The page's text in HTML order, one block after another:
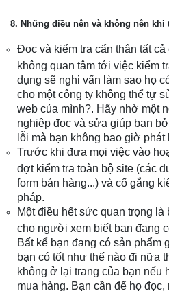
8. Những điều nên và không nên khi
Đọc và kiểm tra cẩn thận tất
không quan tâm tới việc kiểm
dụng sẽ nghi vấn làm sao họ
cho một công ty không thể tự
web của mình?. Hãy nhờ một
nghiệp đọc và sửa giúp bạn
lỗi mà bạn không bao giờ phát
Trước khi đưa mọi việc vào
đợt kiểm tra toàn bộ site (các
form bán hàng...) và cố gắng
pháp.
Một điều hết sức quan trọng
cho người xem biết bạn đang
Bất kể bạn đang có sản phẩm
bạn có tốt như thế nào đi nữa
không ở lại trang của bạn nếu
mua hàng. Bạn cần để họ